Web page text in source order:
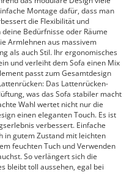
Montage dafür, dass man
die Flexibilität und
Bedürfnisse oder Räume
Armlehnen aus massivem
als auch Stil. Ihr ergonomisches
und verleiht dem Sofa einen Mix
passt zum Gesamtdesign
Das Lattenrücken-
was das Sofa stabiler macht
Wahl wertet nicht nur die
einen eleganten Touch. Es ist
verbessert. Einfache
in gutem Zustand mit leichten
feuchten Tuch und Verwenden
So verlängert sich die
bleibt toll aussehen, egal bei